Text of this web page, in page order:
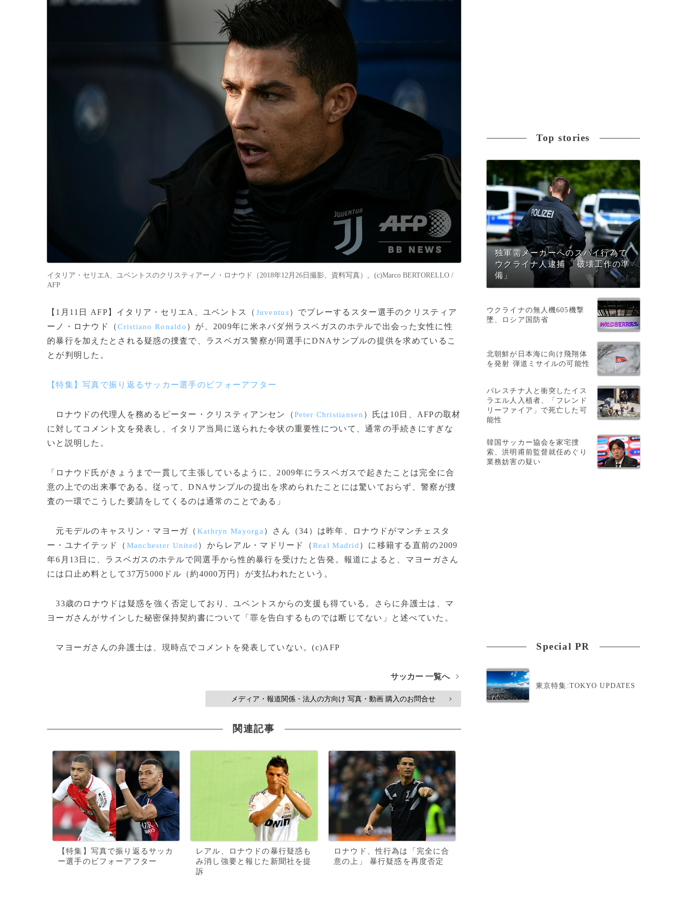
イタリア・セリエA、ユベントスのクリスティアーノ・ロナウド（2018年12月26日撮影、資料写真）。(c)Marco BERTORELLO /
AFP
【1月11日 AFP】イタリア・セリエA、ユベントス（ Juventus）でプレーするスター選手のクリスティア
ーノ・ロナウド（Cristiano Ronaldo ）が、2009年に米ネバダ州ラスベガスのホテルで出会った女性に性
的暴行を加えたとされる疑惑の捜査で、ラスベガス警察が同選手にDNAサンプルの提供を求めているこ
とが判明した。
【特集】写真で振り返るサッカー選手のビフォーアフター
ロナウドの代理人を務めるピーター・クリスティアンセン（Peter Christiansen ）氏は10日、AFPの取材
に対してコメント文を発表し、イタリア当局に送られた令状の重要性について、通常の手続きにすぎな
いと説明した。
「ロナウド氏がきょうまで一貫して主張しているように、2009年にラスベガスで起きたことは完全に合
意の上での出来事である。従って、DNAサンプルの提出を求められたことには驚いておらず、警察が捜
査の一環でこうした要請をしてくるのは通常のことである」
元モデルのキャスリン・マヨーガ（ Kathryn Mayorga ）さん（34）は昨年、ロナウドがマンチェスタ
ー・ユナイテッド（ Manchester United ）からレアル・マドリード（Real Madrid ）に移籍する直前の2009
年6月13日に、ラスベガスのホテルで同選手から性的暴行を受けたと告発。報道によると、マヨーガさん
には口止め料として37万5000ドル（約4000万円）が支払われたという。
33歳のロナウドは疑惑を強く否定しており、ユベントスからの支援も得ている。さらに弁護士は、マ
ヨーガさんがサインした秘密保持契約書について「罪を告白するものでは断じてない」と述べていた。
マヨーガさんの弁護士は、現時点でコメントを発表していない。(c)AFP
サッカー 一覧へ >
メディア・報道関係・法人の方向け 写真・動画 購入のお問合せ >
関連記事
【特集】写真で振り返るサッカ
ー選手のビフォーアフター
レアル、ロナウドの暴行疑惑も
み消し強要と報じた新聞社を提
訴
ロナウド、性行為は「完全に合
意の上」 暴行疑惑を再度否定
Top stories
独軍需メーカーへのスパイ行為で
ウクライナ人逮捕 「破壊工作の準
備」
ウクライナの無人機605機撃
墜、ロシア国防省
北朝鮮が日本海に向け飛翔体
を発射 弾道ミサイルの可能性
パレスチナ人と衝突したイス
ラエル人入植者、「フレンド
リーファイア」で死亡した可
能性
韓国サッカー協会を家宅捜
索、洪明甫前監督就任めぐり
業務妨害の疑い
Special PR
東京特集:TOKYO UPDATES